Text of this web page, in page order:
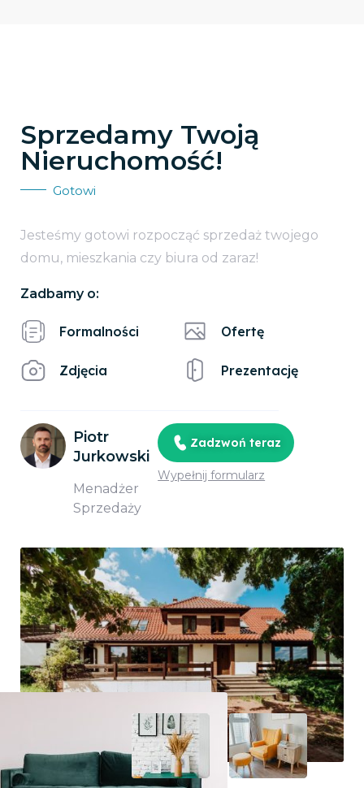
Sprzedamy Twoją
Nieruchomość!
Gotowi
Jesteśmy gotowi rozpocząć sprzedaż twojego
domu, mieszkania czy biura od zaraz!
Zadbamy o:
Formalności
Zdjęcia
Ofertę
Prezentację
Piotr
Jurkowski
Menadżer
Sprzedaży
Zadzwoń teraz
Wypełnij formularz